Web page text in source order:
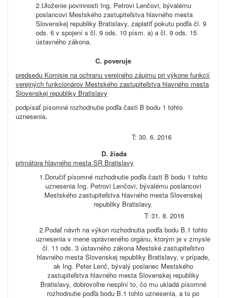
Uloženie povinnosti Ing. Petrovi Lenčovi, bývalému
poslancovi Mestského zastupiteľstva hlavného mesta
Slovenskej republiky Bratislavy, zaplatiť pokutu podľa čl. 9
ods. 6 v spojení s čl. 9 ods. 10 písm. a) a čl. 9 ods. 15
ústavného zákona.
C. poveruje
predsedu Komisie na ochranu verejného záujmu pri výkone funkcií
verejných funkcionárov Mestského zastupiteľstva hlavného mesta
Slovenskej republiky Bratislavy
podpísať písomné rozhodnutie podľa časti B bodu 1 tohto
uznesenia.
T: 30. 6. 2016
D. žiada
primátora hlavného mesta SR Bratislavy
Doručiť písomné rozhodnutie podľa časti B bodu 1 tohto
uznesenia Ing. Petrovi Lenčovi, bývalému poslancovi
Mestského zastupiteľstva hlavného mesta Slovenskej
republiky Bratislavy.
T: 31. 8. 2016
Podať návrh na výkon rozhodnutia podľa bodu B.1 tohto
uznesenia v mene oprávneného orgánu, ktorým je v zmysle
čl. 11 ods. 3 ústavného zákona Mestské zastupiteľstvo
hlavného mesta Slovenskej republiky Bratislavy, v prípade,
ak Ing. Peter Lenč, bývalý poslanec Mestského
zastupiteľstva hlavného mesta Slovenskej republiky
Bratislavy, dobrovoľne nesplní to, čo mu ukladá písomné
rozhodnutie podľa bodu B.1 tohto uznesenia, a to po